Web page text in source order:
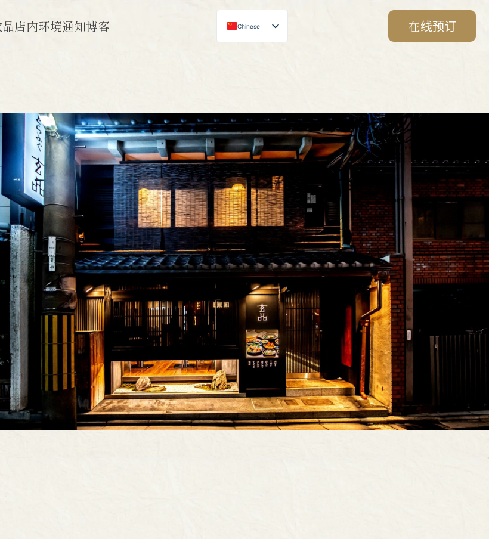
店内环境通知博客 Chinese 在线预订